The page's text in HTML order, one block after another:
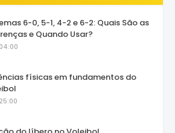
6-0, 5-1, 4-2 e 6-2: Quais São as
e Quando Usar?
físicas em fundamentos do